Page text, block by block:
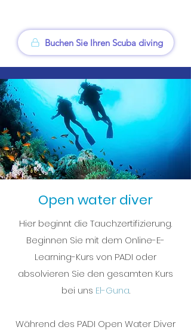
Buchen Sie Ihren Scuba diving
Open water diver
Hier beginnt die Tauchzertifizierung.
Beginnen Sie mit dem Online-E-
Learning-Kurs von PADI oder
absolvieren Sie den gesamten Kurs
bei uns El-Guna.
Während des PADI Open Water Diver